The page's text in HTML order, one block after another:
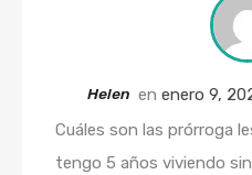
Helen en enero 9,
Cuáles son las prórroga
tengo 5 años viviendo